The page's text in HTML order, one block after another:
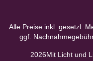
Alle Preise inkl. gesetzl.
ggf.
2026Mit Licht und